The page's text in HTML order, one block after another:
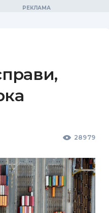
28979